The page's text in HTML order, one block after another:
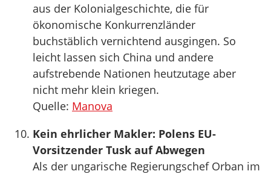
aus der Kolonialgeschichte, die für
ökonomische Konkurrenzländer
buchstäblich vernichtend ausgingen. So
leicht lassen sich China und andere
aufstrebende Nationen heutzutage aber
nicht mehr klein kriegen.
Quelle: Manova
Kein ehrlicher Makler: Polens EU-
Vorsitzender Tusk auf Abwegen
Als der ungarische Regierungschef Orban im